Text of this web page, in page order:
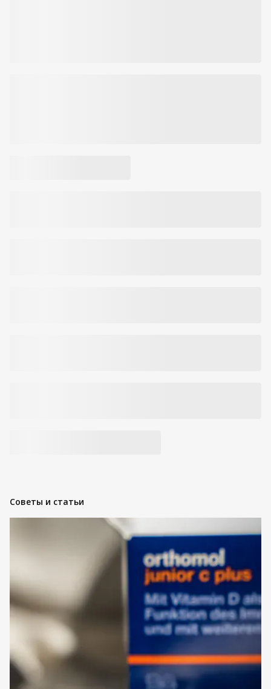
Советы и статьи